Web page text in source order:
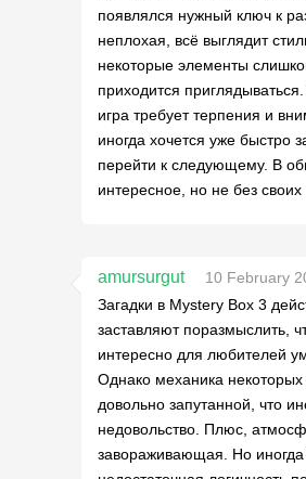
появлялся нужный ключ к
неплохая, всё выглядит
некоторые элементы
приходится
игра требует терпения и
иногда хочется уже быстро
перейти к следующему. В
интересное, но не без своих
amursurgut
10 February
Загадки в Mystery Box 3
заставляют поразмыслить,
интересно для любителей
Однако механика некоторых
довольно запутанной, что
недовольство. Плюс,
завораживающая. Но иногда